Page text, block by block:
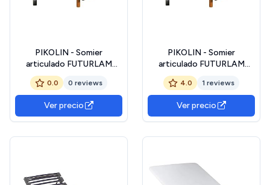
PIKOLIN - Somier
articulado FUTURLAM
Madera inalámbrico
150x200 cm
0.0 0 reviews
Ver precio
PIKOLIN - Somier
articulado FUTURLAM
Madera inalámbrico
105x200 cm
4.0 1 reviews
Ver precio